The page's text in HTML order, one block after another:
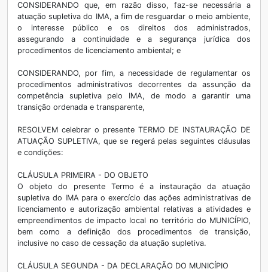
CONSIDERANDO que, em razão disso, faz-se necessária a
atuação supletiva do IMA, a fim de resguardar o meio ambiente,
o interesse público e os direitos dos administrados,
assegurando a continuidade e a segurança jurídica dos
procedimentos de licenciamento ambiental; e
CONSIDERANDO, por fim, a necessidade de regulamentar os
procedimentos administrativos decorrentes da assunção da
competência supletiva pelo IMA, de modo a garantir uma
transição ordenada e transparente,
RESOLVEM celebrar o presente TERMO DE INSTAURAÇÃO DE
ATUAÇÃO SUPLETIVA, que se regerá pelas seguintes cláusulas
e condições:
CLÁUSULA PRIMEIRA - DO OBJETO
O objeto do presente Termo é a instauração da atuação
supletiva do IMA para o exercício das ações administrativas de
licenciamento e autorização ambiental relativas a atividades e
empreendimentos de impacto local no território do MUNICÍPIO,
bem como a definição dos procedimentos de transição,
inclusive no caso de cessação da atuação supletiva.
CLÁUSULA SEGUNDA - DA DECLARAÇÃO DO MUNICÍPIO